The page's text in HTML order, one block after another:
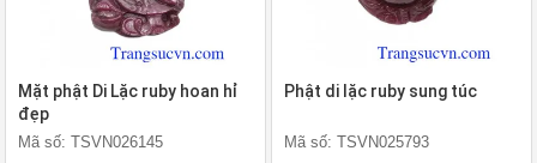
Mặt phật Di Lặc ruby hoan hỉ
đẹp
Mã số: TSVN026145
Phật di lặc ruby sung túc
Mã số: TSVN025793